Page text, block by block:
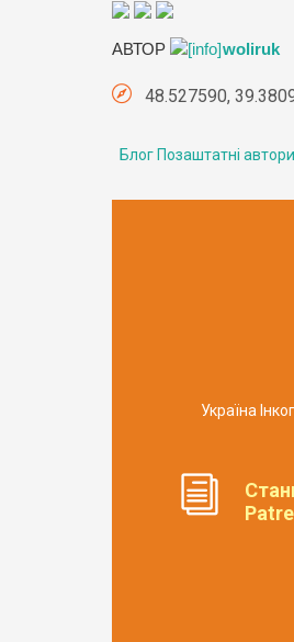
АВТОР woliruk
48.527590,
Блог Позаштатні автори
Україна